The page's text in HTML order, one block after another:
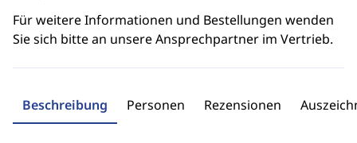
Für weitere Informationen und Bestellungen wenden
Sie sich bitte an unsere Ansprechpartner im Vertrieb.
Beschreibung Personen Rezensionen